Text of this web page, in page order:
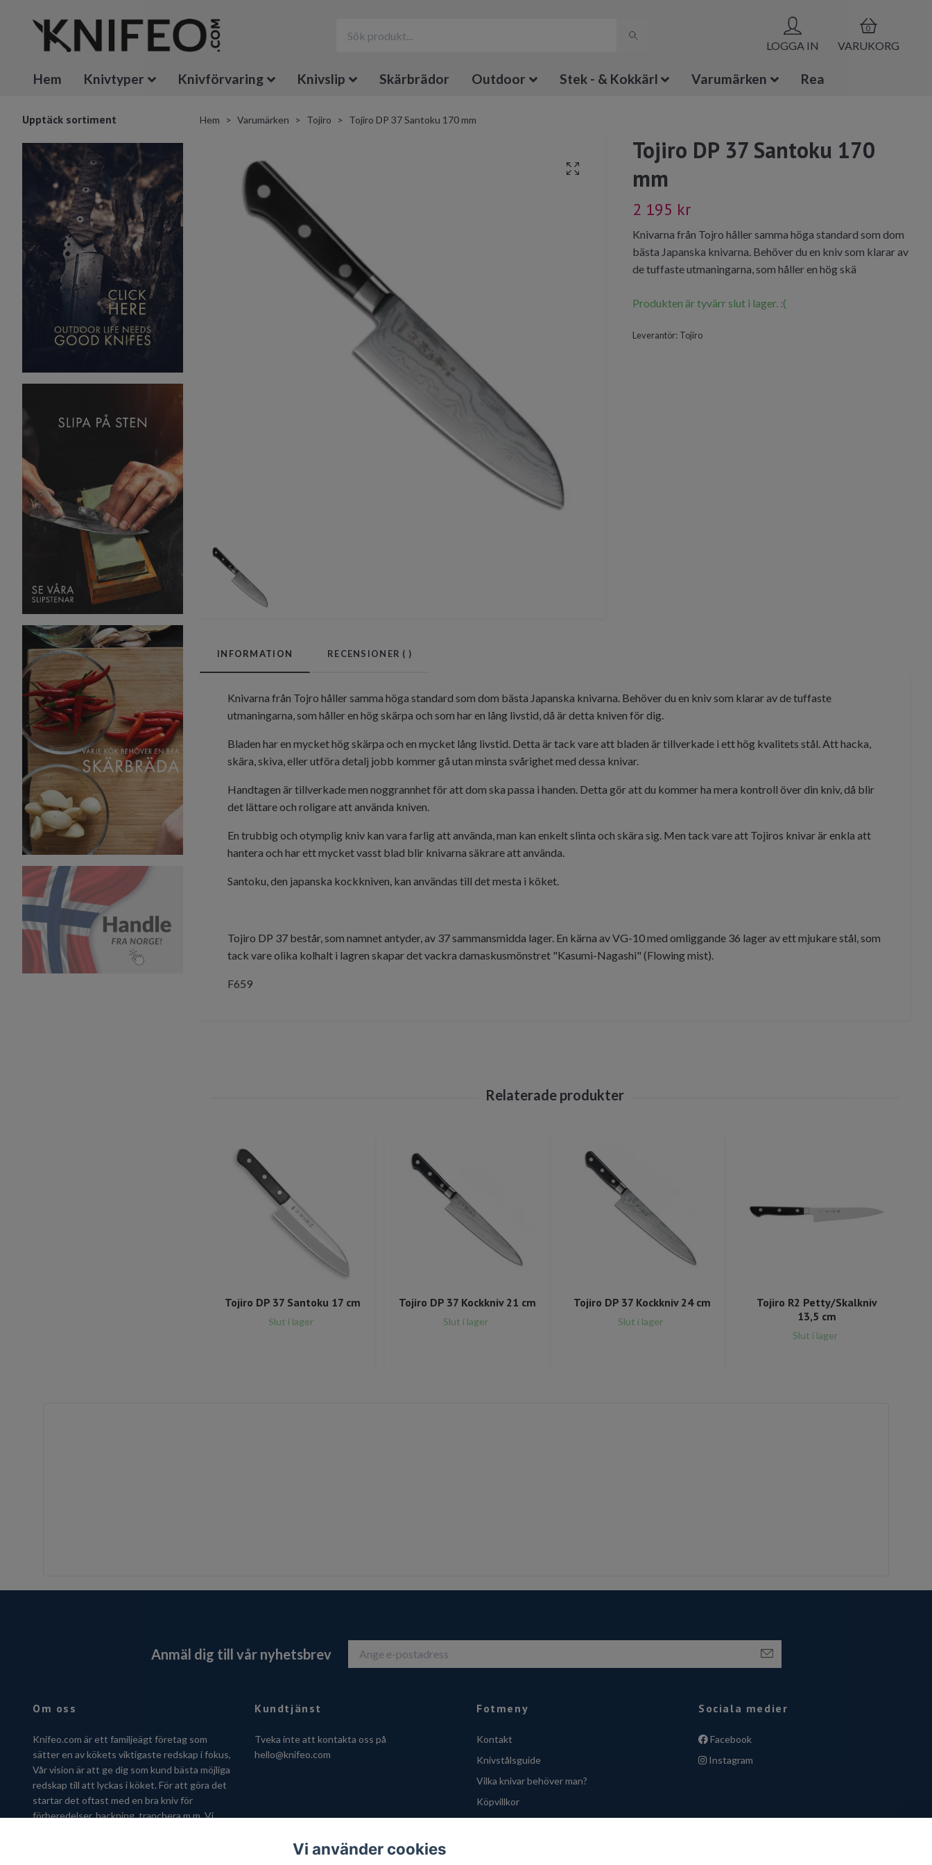
LOGGA IN
0
VARUKORG
Hem Knivtyper Knivförvaring Knivslip Skärbrädor Outdoor Stek - & Kokkärl Varumärken Rea
Upptäck sortiment Hem Varumärken Tojiro Tojiro DP 37 Santoku 170 mm
Tojiro DP 37 Santoku 170
mm
2 195 kr
Knivarna från Tojro håller samma höga standard som dom
bästa Japanska knivarna. Behöver du en kniv som klarar av
de tuffaste utmaningarna, som håller en hög skä
Produkten är tyvärr slut i lager. :(
Leverantör: Tojiro
INFORMATION RECENSIONER ( )
Knivarna från Tojro håller samma höga standard som dom bästa Japanska knivarna. Behöver du en kniv som klarar av de tuffaste
utmaningarna, som håller en hög skärpa och som har en lång livstid, då är detta kniven för dig.
Bladen har en mycket hög skärpa och en mycket lång livstid. Detta är tack vare att bladen är tillverkade i ett hög kvalitets stål. Att hacka,
skära, skiva, eller utföra detalj jobb kommer gå utan minsta svårighet med dessa knivar.
Handtagen är tillverkade men noggrannhet för att dom ska passa i handen. Detta gör att du kommer ha mera kontroll över din kniv, då blir
det lättare och roligare att använda kniven.
En trubbig och otymplig kniv kan vara farlig att använda, man kan enkelt slinta och skära sig. Men tack vare att Tojiros knivar är enkla att
hantera och har ett mycket vasst blad blir knivarna säkrare att använda.
Santoku, den japanska kockkniven, kan användas till det mesta i köket.
Tojiro DP 37 består, som namnet antyder, av 37 sammansmidda lager. En kärna av VG-10 med omliggande 36 lager av ett mjukare stål, som
tack vare olika kolhalt i lagren skapar det vackra damaskusmönstret "Kasumi-Nagashi" (Flowing mist).
F659
Tojiro DP 37 Santoku 17 cm
Slut i lager
Tojiro DP 37 Kockkniv 21 cm
Slut i lager
Tojiro DP 37 Kockkniv 24 cm
Slut i lager
Tojiro R2 Petty/Skalkniv
13,5 cm
Slut i lager
Anmäl dig till vår nyhetsbrev
Om oss
Knifeo.com är ett familjeägt företag som
sätter en av kökets viktigaste redskap i fokus,
Vår vision är att ge dig som kund bästa möjliga
redskap till att lyckas i köket. För att göra det
startar det oftast med en bra kniv för
förberedelser, hackning, tranchera m.m. Vi
Kundtjänst
Tveka inte att kontakta oss på
hello@knifeo.com
Fotmeny
Kontakt
Knivstålsguide
Vilka knivar behöver man?
Köpvillkor
Sociala medier
Facebook
Instagram
Vi använder cookies